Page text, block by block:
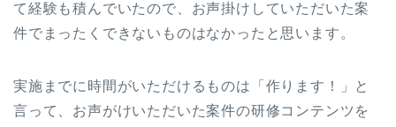
て経験も積んでいたので、お声掛けしていただいた案
件でまったくできないものはなかったと思います。
実施までに時間がいただけるものは「作ります！」と
言って、お声がけいただいた案件の研修コンテンツを